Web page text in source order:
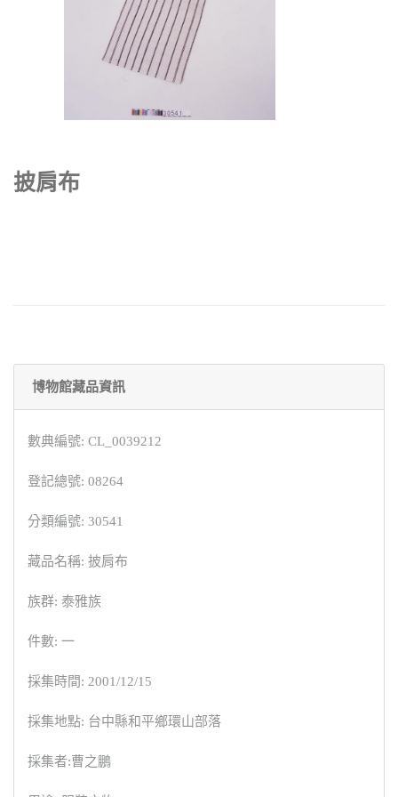
披肩布
博物館藏品資訊
數典編號: CL_0039212
登記總號: 08264
分類編號: 30541
藏品名稱: 披肩布
族群: 泰雅族
件數: 一
採集時間: 2001/12/15
採集地點: 台中縣和平鄉環山部落
採集者:曹之鵬